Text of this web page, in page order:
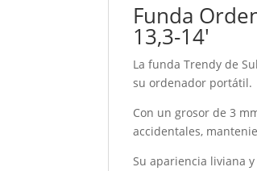
Funda
13,3-14′
La funda Trendy de
su ordenador portátil.
Con un grosor de 3
accidentales,
Su apariencia liviana